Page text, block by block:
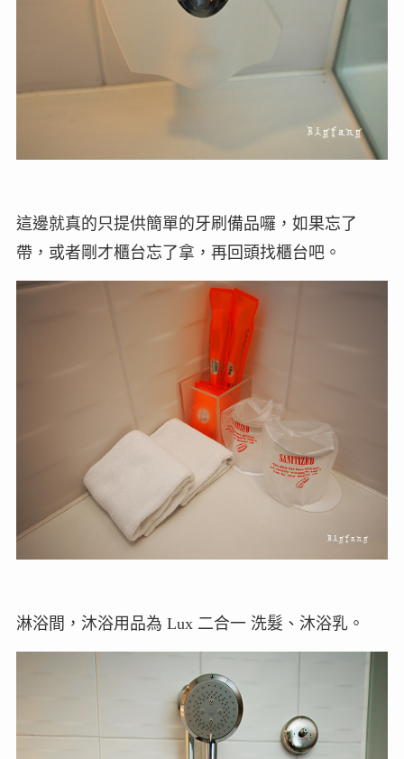
這邊就真的只提供簡單的牙刷備品囉，如果忘了
帶，或者剛才櫃台忘了拿，再回頭找櫃台吧。
淋浴間，沐浴用品為 Lux 二合一 洗髮、沐浴乳。